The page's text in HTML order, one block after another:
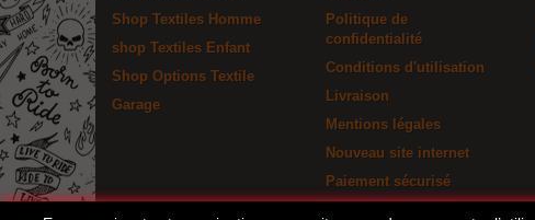
Shop Textiles Homme
shop Textiles Enfant
Shop Options Textile
Garage
Politique de
confidentialité
Conditions d'utilisation
Livraison
Mentions légales
Nouveau site internet
Paiement sécurisé